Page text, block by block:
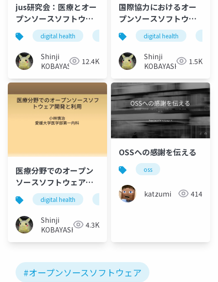
jus研究会：医療とオー
プンソースソフトウェ
ア
digital health global health oss open
Shinji
KOBAYASHI 12.4K
国際協力におけるオー
プンソースソフトウェ
アの活用の可能性につ
いて（配布）PDF
digital health
Shinji
KOBAYASHI
1.5K
医療分野でのオープン
ソースソフトウェア開
発と利用digital health open source software
Shinji
KOBAYASHI
4.3K
OSSへの感謝を伝える
oss
katzumi 414
#オープンソースソフトウェア